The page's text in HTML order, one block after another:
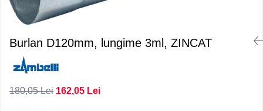
Burlan D120mm, lungime 3ml, ZINCAT
180,05 Lei 162,05 Lei